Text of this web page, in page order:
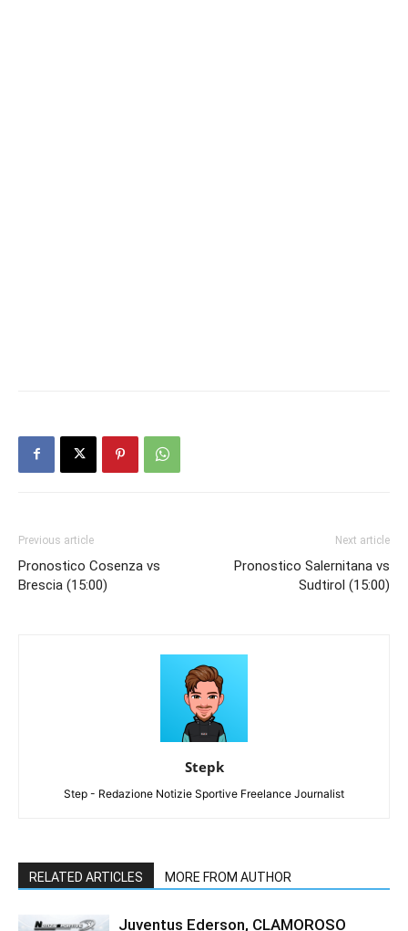
Previous article
Pronostico Cosenza vs
Brescia (15:00)
Next article
Pronostico Salernitana vs
Sudtirol (15:00)
Stepk
Step - Redazione Notizie Sportive Freelance Journalist
RELATED ARTICLES MORE FROM AUTHOR
Juventus Ederson, CLAMOROSO